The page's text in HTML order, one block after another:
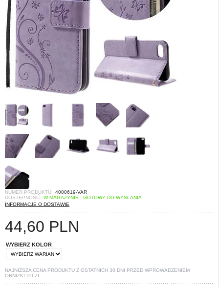
NUMER PRODUKTU: 4000619-VAR
DOSTĘPNOŚĆ: W MAGAZYNIE - GOTOWY DO WYSŁANIA
INFORMACJE O DOSTAWIE
44,60 PLN
WYBIERZ KOLOR
NAJNIŻSZA CENA PRODUKTU Z OSTATNICH 30 DNI PRZED WPROWADZENIEM
OBNIŻKI TO ZŁ